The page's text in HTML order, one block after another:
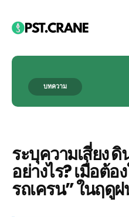
บทความ
Blog Single
ระบุความเสี่ยง
อย่างไร? เมื่อต้อ
รถเครน” ในฤดู